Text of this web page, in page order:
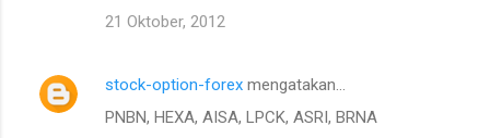
21 Oktober, 2012
stock-option-forex mengatakan…
PNBN, HEXA, AISA, LPCK, ASRI, BRNA